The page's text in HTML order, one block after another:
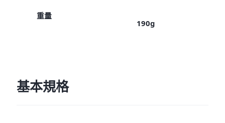
重量
190g
基本規格